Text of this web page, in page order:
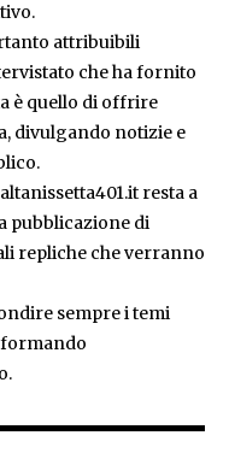
attribuibili
che ha fornito
è quello di offrire
divulgando notizie e
resta a
pubblicazione di
repliche che verranno
sempre i temi